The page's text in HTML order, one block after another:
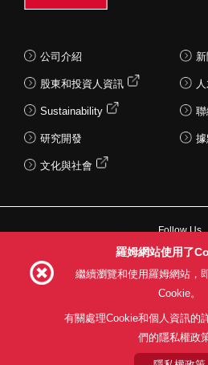
公司介紹
股東和投資人資訊
Sustainability
研究開發
文化與社會
據
Follow Us
網站使用條款 利用目的 隱
關於本公司產品銷售之標
羅姆網站使用了
繼續瀏覽和使用羅姆網站，
Cookie。
有關處理Cookie和個人資訊的
們的隱私權政策